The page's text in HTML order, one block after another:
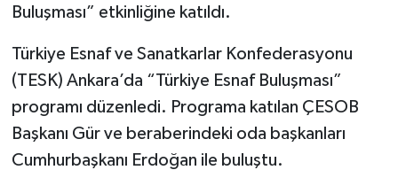
Buluşması” etkinliğine katıldı.
Türkiye Esnaf ve Sanatkarlar Konfederasyonu
(TESK) Ankara’da “Türkiye Esnaf Buluşması”
programı düzenledi. Programa katılan ÇESOB
Başkanı Gür ve beraberindeki oda başkanları
Cumhurbaşkanı Erdoğan ile buluştu.